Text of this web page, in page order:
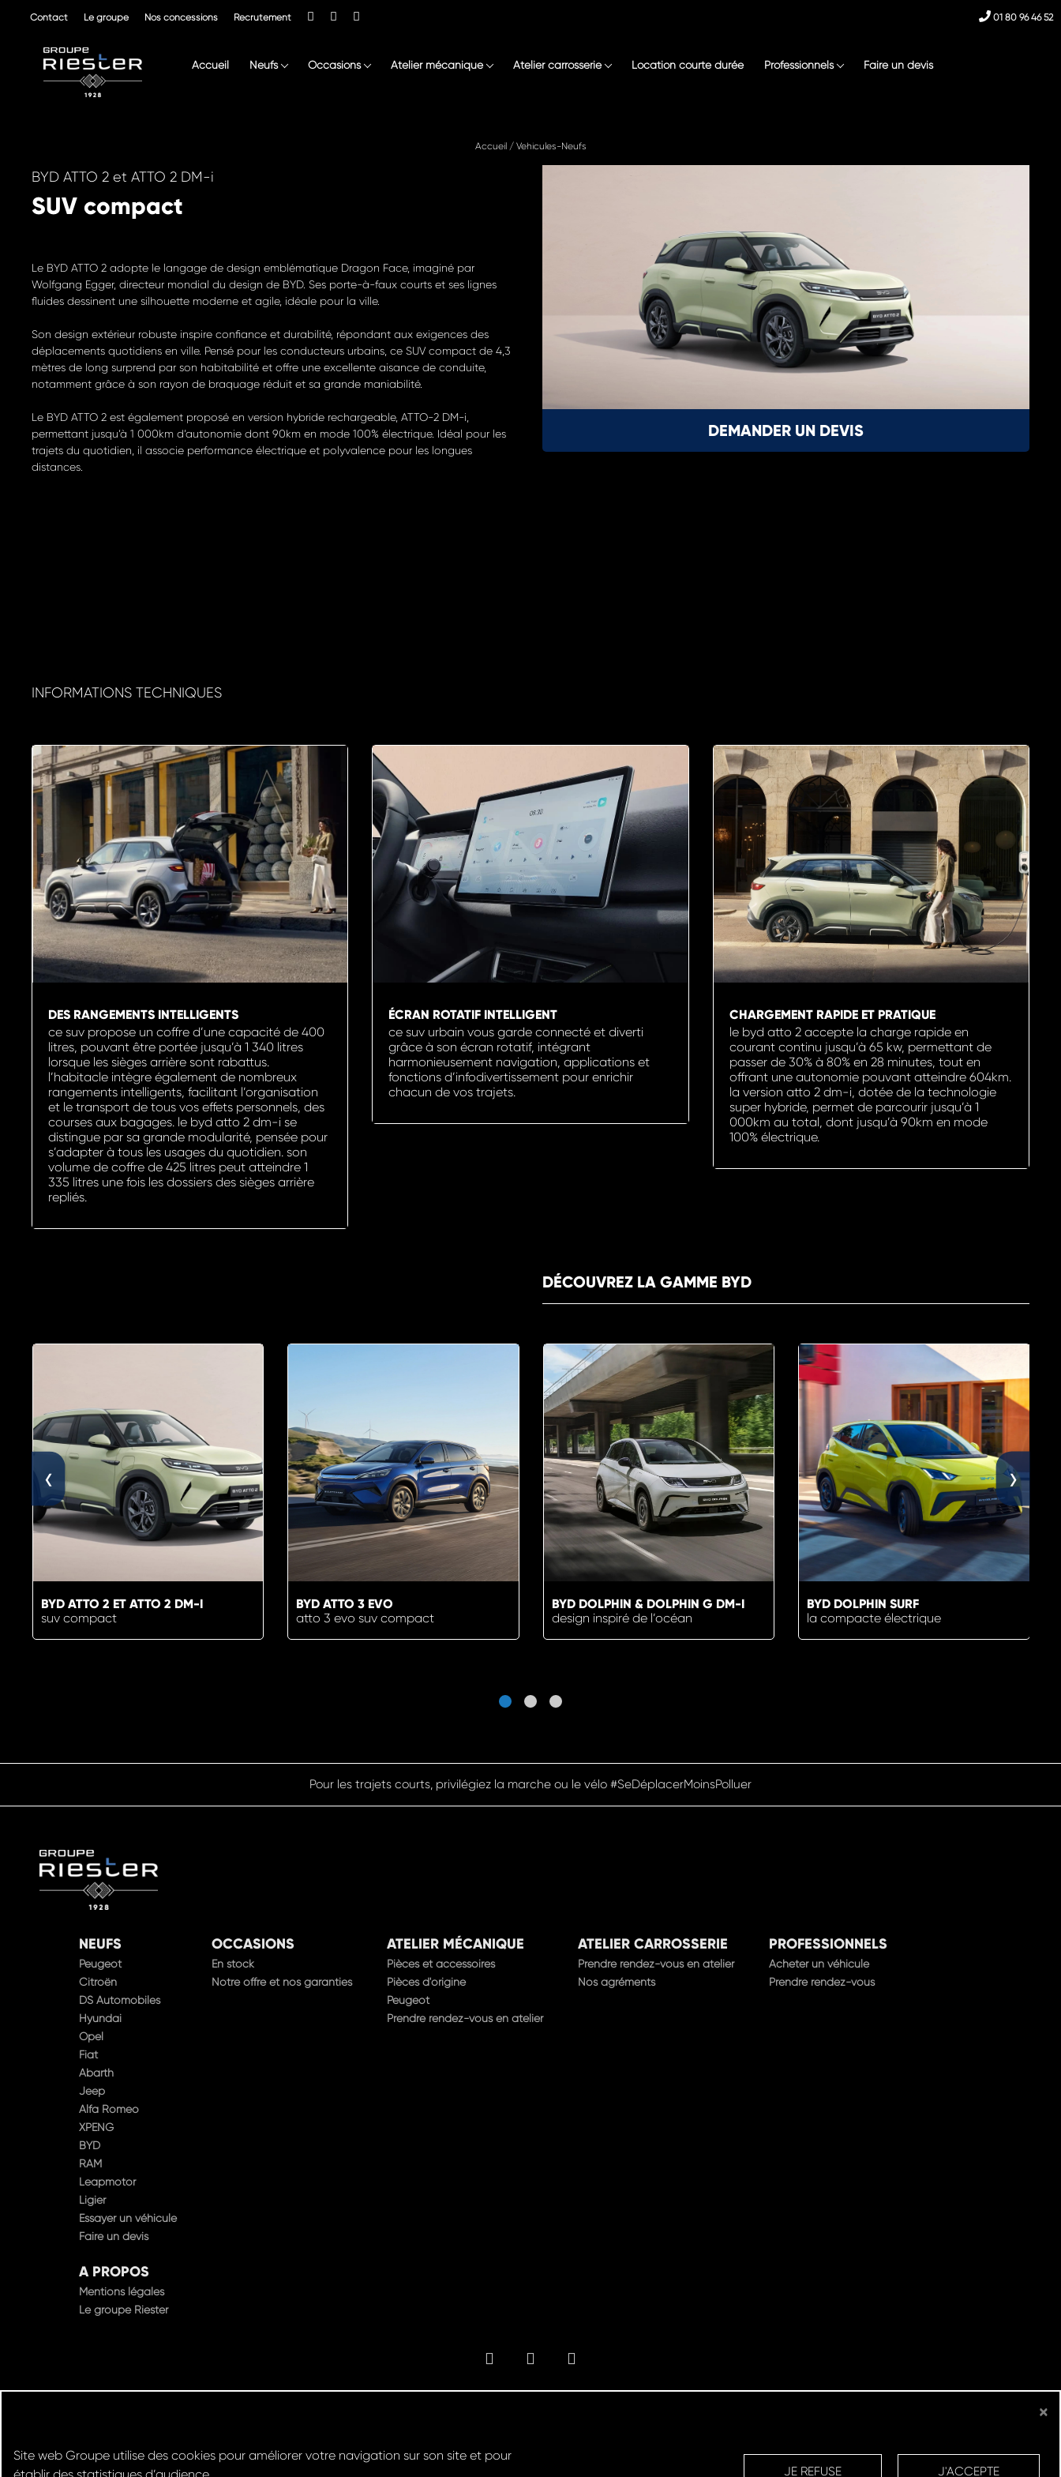
Contact Le groupe Nos concessions Recrutement 01 80 96 46 52
Accueil Neufs Occasions Atelier mécanique Atelier carrosserie Location courte durée Professionnels Faire un devis
Accueil/ Vehicules-Neufs
DEMANDER UN DEVIS
BYD ATTO 2 et ATTO 2 DM-i
SUV compact
Le BYD ATTO 2 adopte le langage de design emblématique Dragon Face, imaginé par
Wolfgang Egger, directeur mondial du design de BYD. Ses porte-à-faux courts et ses lignes
fluides dessinent une silhouette moderne et agile, idéale pour la ville.
Son design extérieur robuste inspire confiance et durabilité, répondant aux exigences des
déplacements quotidiens en ville. Pensé pour les conducteurs urbains, ce SUV compact de 4,3
mètres de long surprend par son habitabilité et offre une excellente aisance de conduite,
notamment grâce à son rayon de braquage réduit et sa grande maniabilité.
Le BYD ATTO 2 est également proposé en version hybride rechargeable, ATTO-2 DM-i,
permettant jusqu’à 1 000km d’autonomie dont 90km en mode 100% électrique. Idéal pour les
trajets du quotidien, il associe performance électrique et polyvalence pour les longues
distances.
INFORMATIONS TECHNIQUES
DES RANGEMENTS INTELLIGENTS
ce suv propose un coffre d’une capacité de 400
litres, pouvant être portée jusqu’à 1 340 litres
lorsque les sièges arrière sont rabattus.
l’habitacle intègre également de nombreux
rangements intelligents, facilitant l’organisation
et le transport de tous vos effets personnels, des
courses aux bagages. le byd atto 2 dm-i se
distingue par sa grande modularité, pensée pour
s’adapter à tous les usages du quotidien. son
volume de coffre de 425 litres peut atteindre 1
335 litres une fois les dossiers des sièges arrière
repliés.
ÉCRAN ROTATIF INTELLIGENT
ce suv urbain vous garde connecté et diverti
grâce à son écran rotatif, intégrant
harmonieusement navigation, applications et
fonctions d’infodivertissement pour enrichir
chacun de vos trajets.
CHARGEMENT RAPIDE ET PRATIQUE
le byd atto 2 accepte la charge rapide en
courant continu jusqu’à 65 kw, permettant de
passer de 30% à 80% en 28 minutes, tout en
offrant une autonomie pouvant atteindre 604km.
la version atto 2 dm-i, dotée de la technologie
super hybride, permet de parcourir jusqu’à 1
000km au total, dont jusqu’à 90km en mode
100% électrique.
DÉCOUVREZ LA GAMME BYD
BYD ATTO 2 ET ATTO 2 DM-I
suv compact
BYD ATTO 3 EVO
atto 3 evo suv compact
BYD DOLPHIN & DOLPHIN G DM-I
design inspiré de l’océan
BYD DOLPHIN SURF
la compacte électrique
‹ ›
Pensez à covoiturer #SeDéplacerMoinsPolluer
NEUFS
Peugeot
Citroën
DS Automobiles
Hyundai
Opel
Fiat
Abarth
Jeep
Alfa Romeo
XPENG
BYD
RAM
Leapmotor
Ligier
Essayer un véhicule
Faire un devis
OCCASIONS
En stock
Notre offre et nos garanties
ATELIER MÉCANIQUE
Pièces et accessoires
Pièces d'origine
Peugeot
Prendre rendez-vous en atelier
ATELIER CARROSSERIE
Prendre rendez-vous en atelier
Nos agréments
PROFESSIONNELS
Acheter un véhicule
Prendre rendez-vous
A PROPOS
Mentions légales
Le groupe Riester
© Groupe Riester 2022 - Tous droits réservés
×
Site web Groupe utilise des cookies pour améliorer votre navigation sur son site et pour
J'ACCEPTE
JE REFUSE